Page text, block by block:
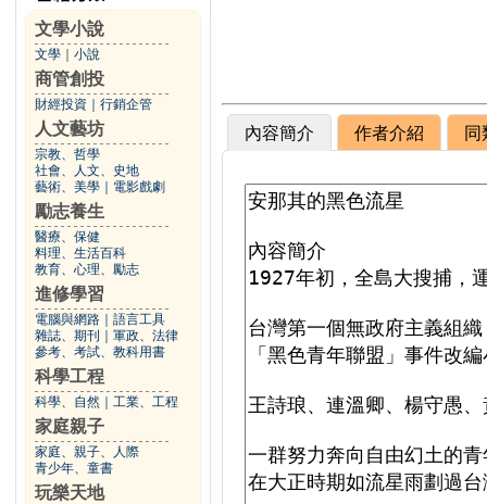
文學小說
文學 小說
商管創投
財經投資 行銷企管
人文藝坊
宗教、哲學
社會、人文、史地
藝術、美學
電影戲劇
勵志養生
醫療、保健
料理、生活百科
教育、心理、勵志
進修學習
電腦與網路
語言工具
雜誌、期刊
軍政、法律
參考、考試、教科用書
科學工程
科學、自然 工業、工程
家庭親子
家庭、親子、人際
青少年、童書
玩樂天地
內容簡介 作者介紹 同